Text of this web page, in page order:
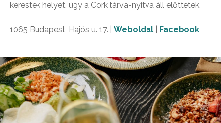
kerestek helyet, úgy a Cork tárva-nyitva áll előttetek.
1065 Budapest, Hajós u. 17. | Weboldal Facebook